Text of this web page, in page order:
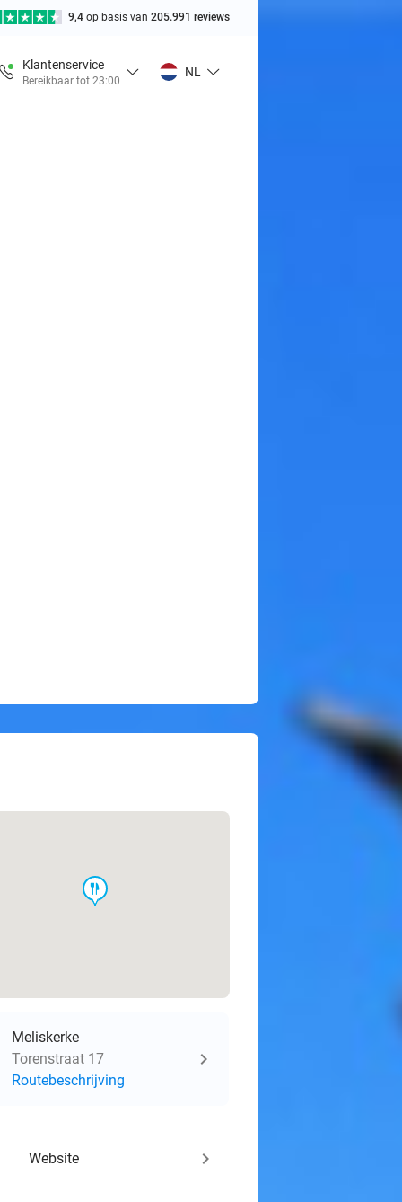
9,4 op basis van 205.991 reviews
Klantenservice
Bereikbaar tot 23:00
NL
food
Meliskerke
Torenstraat 17
Routebeschrijving
Website keyboard_arrow_right